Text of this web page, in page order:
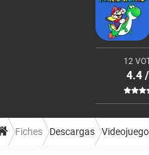
12
4.4
Fiches Descargas